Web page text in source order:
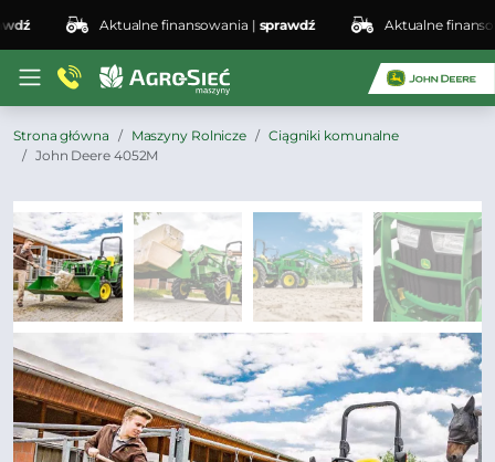
Aktualne finansowania |sprawdź Aktualne
Strona główna Maszyny Rolnicze
Ciągniki komunalne
John Deere 4052M